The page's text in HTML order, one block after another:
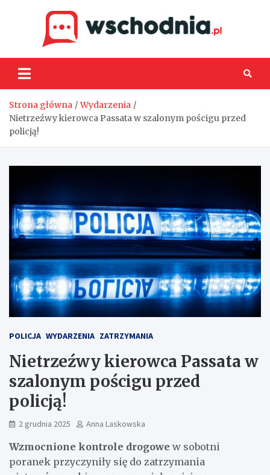
Strona główna
Wydarzenia
Nietrzeźwy kierowca Passata w szalonym pościgu przed
policją!
POLICJA WYDARZENIA ZATRZYMANIA
Nietrzeźwy kierowca Passata w
szalonym pościgu przed
policją!
2 grudnia 2025 Anna Laskowska
Wzmocnione kontrole drogowe w sobotni
poranek przyczyniły się do zatrzymania